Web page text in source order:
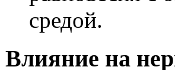
средой.
Влияние на